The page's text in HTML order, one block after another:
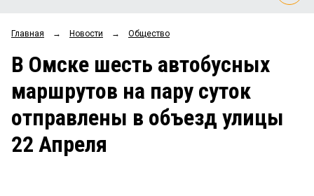
ОБЩЕСТВО
ЗАКОН
НОВОСТИ КОМПАНИЙ
ПРОИСШЕСТВИЯ
Рейтинги
Блоги
Архив
Главная → Новости → Общество
В Омске шесть автобусных
маршрутов на пару суток
отправлены в объезд улицы
22 Апреля